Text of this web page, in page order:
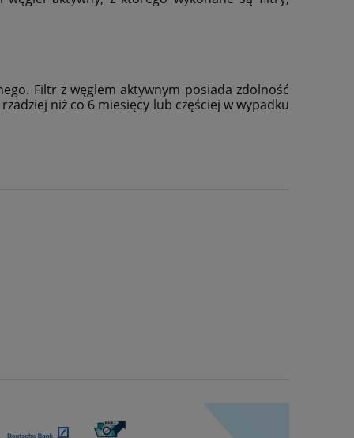
Filtr z węglem aktywnym posiada zdolność
niż co 6 miesięcy lub częściej w wypadku